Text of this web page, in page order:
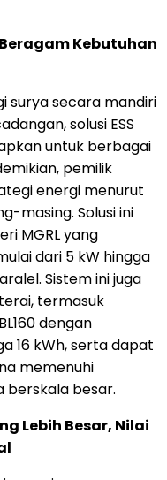
Kebutuhan
surya secara mandiri
solusi ESS
untuk berbagai
pemilik
energi menurut
masing. Solusi ini
MGRL yang
dari 5 kW hingga
Sistem ini juga
termasuk
dengan
16 kWh, serta dapat
memenuhi
berskala besar.
Lebih Besar, Nilai